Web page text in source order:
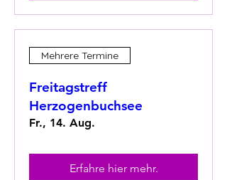
Mehrere Termine
Freitagstreff
Herzogenbuchsee
Fr., 14. Aug.
Erfahre hier mehr.